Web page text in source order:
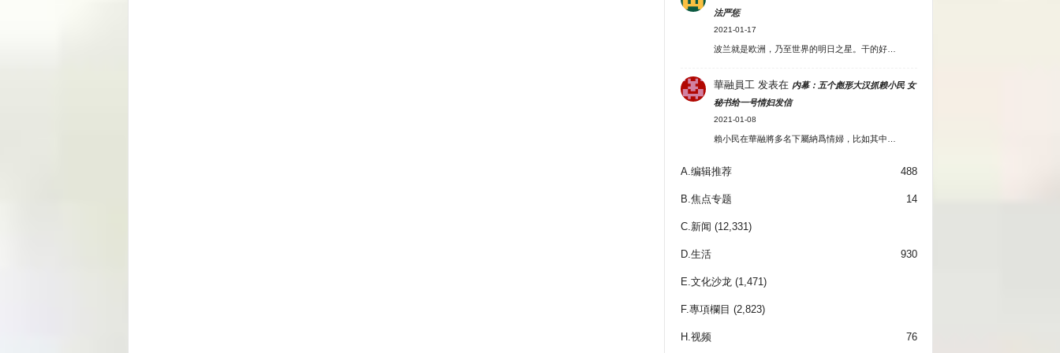
法严惩
2021-01-17
波兰就是欧洲，乃至世界的明日之星。干的好…
華融員工 发表在 内幕：五个彪形大汉抓赖小民 女
秘书给一号情妇发信
2021-01-08
賴小民在華融將多名下屬納爲情婦，比如其中…
A.编辑推荐 488
B.焦点专题 14
C.新闻 (12,331)
D.生活 930
E.文化沙龙 (1,471)
F.專項欄目 (2,823)
H.视频 76